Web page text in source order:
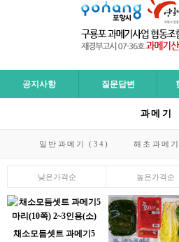
공지사항 질문답변
과메기
일반과메기 (34) 해초과메
낮은가격순 높은가격순
채소모듬셋트 과메기5